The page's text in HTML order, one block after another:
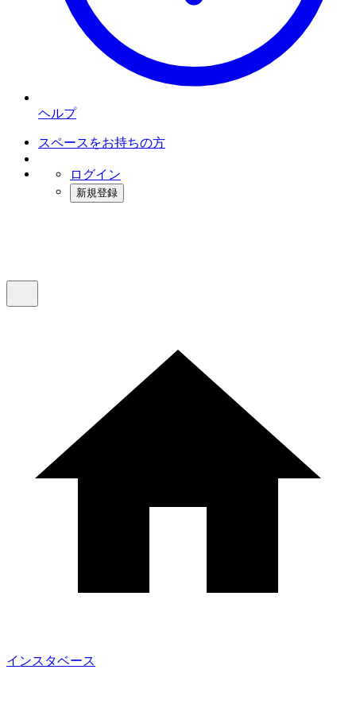
ヘルプ
スペースをお持ちの方
ログイン
新規登録
インスタベース